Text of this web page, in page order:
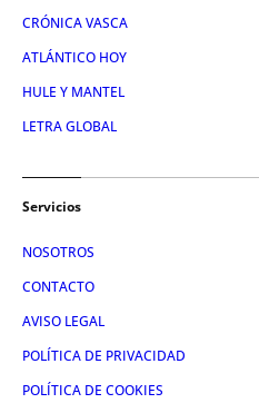
CRÓNICA VASCA
ATLÁNTICO HOY
HULE Y MANTEL
LETRA GLOBAL
Servicios
NOSOTROS
CONTACTO
AVISO LEGAL
POLÍTICA DE PRIVACIDAD
POLÍTICA DE COOKIES